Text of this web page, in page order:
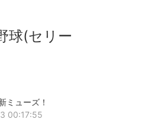
球(セリー
ミューズ！
00:17:55